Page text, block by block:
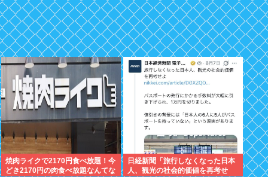
焼肉ライクで2170円食べ放題！今
どき2170円の肉食べ放題なんてな
日経新聞「旅行しなくなった日本
人、観光の社会的価値を再考せ